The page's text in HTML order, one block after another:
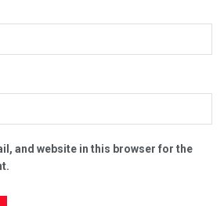
and website in this browser for the